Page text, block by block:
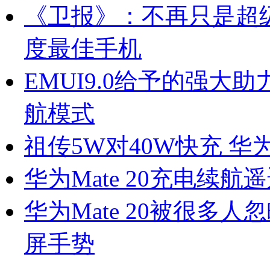
《卫报》：不再只是
度最佳手机
EMUI9.0给予的强大助
航模式
祖传5W对40W快充 华
华为Mate 20充电续航
华为Mate 20被很多人
屏手势